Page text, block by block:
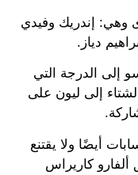
5 أسماء أخرى وهي: إندريك وفيدي
دياز.
إلى الدرجة التي
إلى ليون على
أيضًا ولا يقتنع
كاريراس